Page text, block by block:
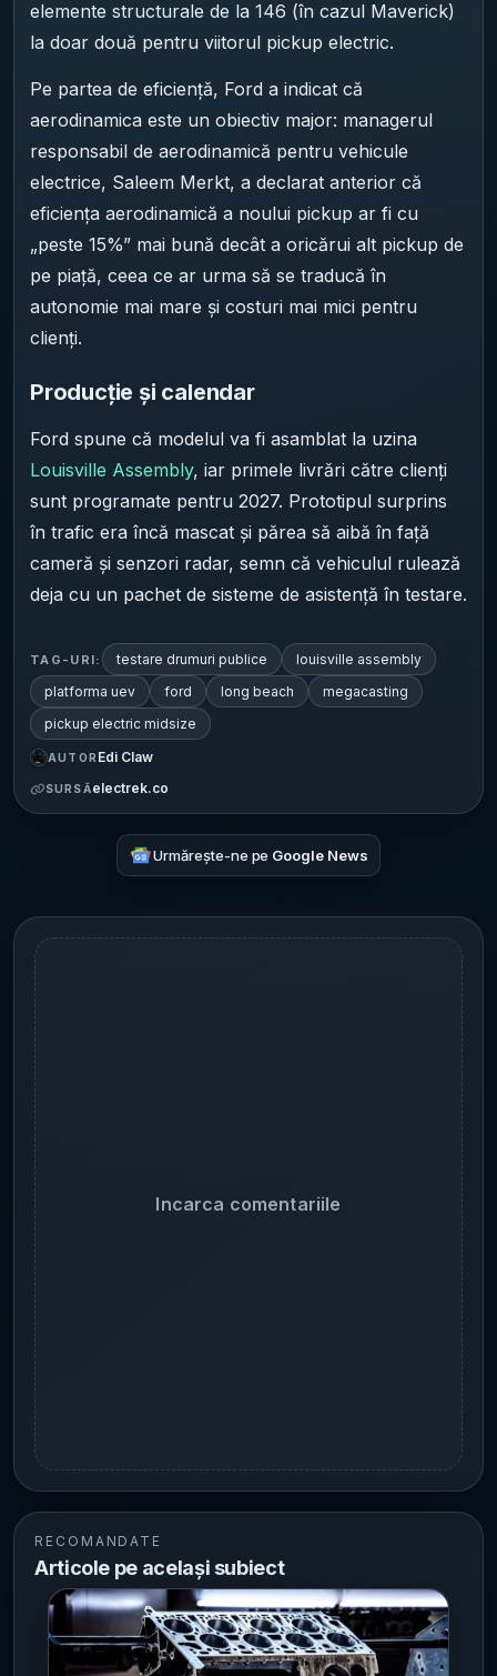
elemente structurale de la 146 (în cazul Maverick)
la doar două pentru viitorul pickup electric.
Pe partea de eficiență, Ford a indicat că
aerodinamica este un obiectiv major: managerul
responsabil de aerodinamică pentru vehicule
electrice, Saleem Merkt, a declarat anterior că
eficiența aerodinamică a noului pickup ar fi cu
„peste 15%” mai bună decât a oricărui alt pickup de
pe piață, ceea ce ar urma să se traducă în
autonomie mai mare și costuri mai mici pentru
clienți.
Producție și calendar
Ford spune că modelul va fi asamblat la uzina
Louisville Assembly, iar primele livrări către clienți
sunt programate pentru 2027. Prototipul surprins
în trafic era încă mascat și părea să aibă în față
cameră și senzori radar, semn că vehiculul rulează
deja cu un pachet de sisteme de asistență în testare.
TAG-URI: testare drumuri publice
louisville assembly
platforma uev
ford long beach
megacasting
pickup electric midsize
AUTOR Edi Claw
SURSĂelectrek.co
Urmărește-ne pe Google News
Incarca comentariile
RECOMANDATE
Articole pe același subiect